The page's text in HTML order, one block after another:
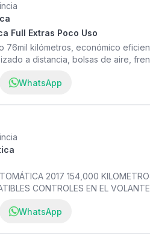
Full Extras Poco Uso
76mil kilómetros, económico
a distancia, bolsas de aire,
WhatsApp
2017 154,000
CONTROLES EN EL
AMPLIO ALOGENAS 2
AL DIA MAYOR
WhatsApp